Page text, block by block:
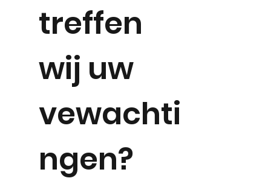
treffen
wij uw
vewachti
ngen?